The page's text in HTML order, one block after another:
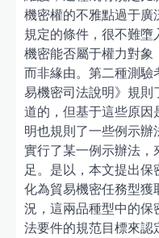
機密權的不雅點過于
規定的條件，很不難
機密能否屬于權力對象
而非緣由。第二種測驗
易機密司法說明》規
道的，但基于這些原
明也規則了一些例示
實行了某一例示辦法
足。是以，本文提出
化為貿易機密任務型
況，這兩品種型中的
法要件的規范目標來認